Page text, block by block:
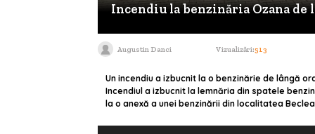
Incendiu la benzinăria Ozana de
Augustin Danci Vizualizări:513
Un incendiu a izbucnit la o benzinărie de lângă
Incendiul a izbucnit la lemnăria din spatele
la o anexă a unei benzinării din localitatea